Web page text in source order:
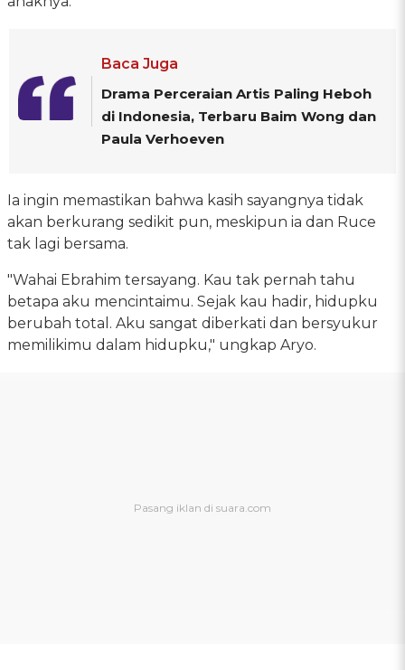
Baca Juga
Drama Perceraian Artis Paling Heboh
di Indonesia, Terbaru Baim Wong dan
Paula Verhoeven
Ia ingin memastikan bahwa kasih sayangnya tidak
akan berkurang sedikit pun, meskipun ia dan Ruce
tak lagi bersama.
"Wahai Ebrahim tersayang. Kau tak pernah tahu
betapa aku mencintaimu. Sejak kau hadir, hidupku
berubah total. Aku sangat diberkati dan bersyukur
memilikimu dalam hidupku," ungkap Aryo.